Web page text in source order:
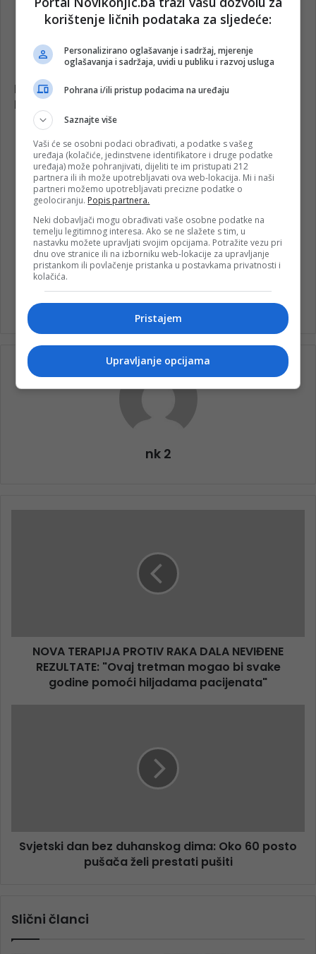
nk 2
NOVA TERAPIJA PROTIV RAKA DALA NEVIĐENE
REZULTATE: "Ovaj tretman mogao bi svake
godine pomoći hiljadama pacijenata"
Svjetski dan bez duhanskog dima: Oko 60 posto
pušača želi prestati pušiti
Slični članci
korištenje ličnih podataka za sljedeće:
Personalizirano oglašavanje i sadržaj, mjerenje
oglašavanja i sadržaja, uvidi u publiku i razvoj usluga
Pohrana i/ili pristup podacima na uređaju
Saznajte više
Vaši će se osobni podaci obrađivati, a podatke s vašeg
uređaja (kolačiće, jedinstvene identifikatore i druge podatke
uređaja) može pohranjivati, dijeliti te im pristupati 212
partnera ili ih može upotrebljavati ova web-lokacija. Mi i naši
partneri možemo upotrebljavati precizne podatke o
geolociranju. Popis partnera.
Neki dobavljači mogu obrađivati vaše osobne podatke na
temelju legitimnog interesa. Ako se ne slažete s tim, u
nastavku možete upravljati svojim opcijama. Potražite vezu pri
dnu ove stranice ili na izborniku web-lokacije za upravljanje
pristankom ili povlačenje pristanka u postavkama privatnosti i
kolačića.
Pristajem
Upravljanje opcijama